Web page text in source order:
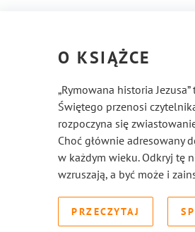
O KSIĄŻCE
„Rymowana historia
Świętego przenosi
rozpoczyna się
Choć głównie adresowany
w każdym wieku. Odkryj tę
wzruszają, a być może i
PRZECZYTAJ